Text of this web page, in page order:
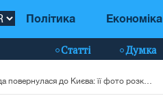
Політика Економіка
Статті Думка